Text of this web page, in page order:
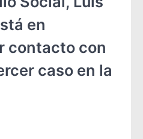
en
contacto con
caso en la